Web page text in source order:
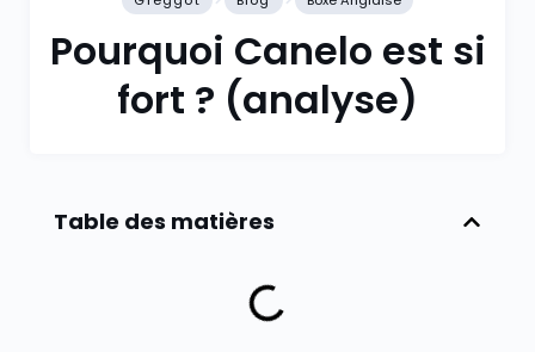
Pourquoi Canelo est si
fort ? (analyse)
Table des matières